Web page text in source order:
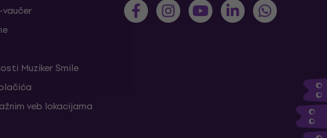
vaučer
Muziker Smile
veb lokacijama